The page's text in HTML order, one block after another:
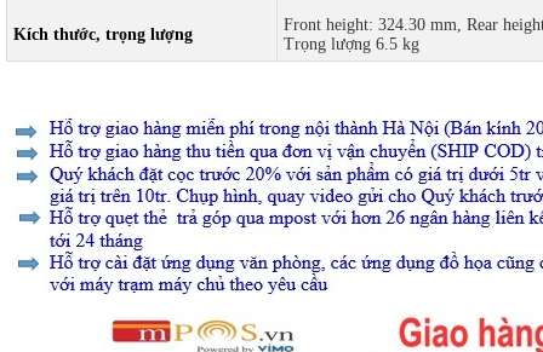
Kích thước, trọng lượng
Front height: 324.30 mm, Rear
Trọng lượng 6.5 kg